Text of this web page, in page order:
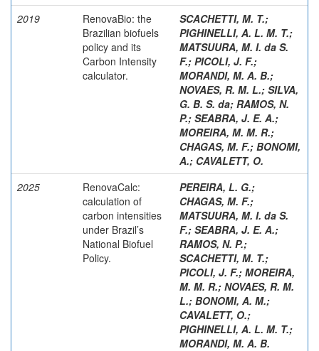
2019
RenovaBio: the
Brazilian biofuels
policy and its
Carbon Intensity
calculator.
SCACHETTI, M. T.;
PIGHINELLI, A. L. M. T.;
MATSUURA, M. I. da S.
F.; PICOLI, J. F.;
MORANDI, M. A. B.;
NOVAES, R. M. L.; SILVA,
G. B. S. da; RAMOS, N.
P.; SEABRA, J. E. A.;
MOREIRA, M. M. R.;
CHAGAS, M. F.; BONOMI,
A.; CAVALETT, O.
2025
RenovaCalc:
calculation of
carbon intensities
under Brazil’s
National Biofuel
Policy.
PEREIRA, L. G.;
CHAGAS, M. F.;
MATSUURA, M. I. da S.
F.; SEABRA, J. E. A.;
RAMOS, N. P.;
SCACHETTI, M. T.;
PICOLI, J. F.; MOREIRA,
M. M. R.; NOVAES, R. M.
L.; BONOMI, A. M.;
CAVALETT, O.;
PIGHINELLI, A. L. M. T.;
MORANDI, M. A. B.